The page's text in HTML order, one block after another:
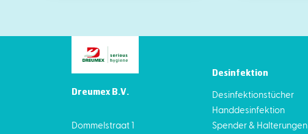
Dreumex B.V.
Dommelstraat 1
Desinfektion
Desinfektionstücher
Handdesinfektion
Spender & Halterungen